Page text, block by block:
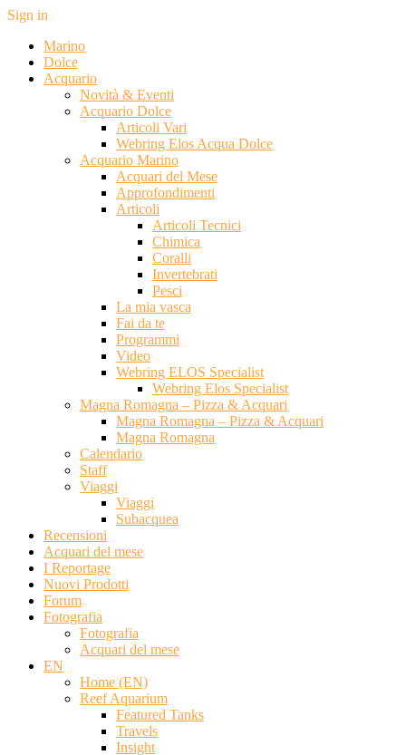
Sign in
Marino
Dolce
Acquario
Novità & Eventi
Acquario Dolce
Articoli Vari
Webring Elos Acqua Dolce
Acquario Marino
Acquari del Mese
Approfondimenti
Articoli
Articoli Tecnici
Chimica
Coralli
Invertebrati
Pesci
La mia vasca
Fai da te
Programmi
Video
Webring ELOS Specialist
Webring Elos Specialist
Magna Romagna – Pizza & Acquari
Magna Romagna – Pizza & Acquari
Magna Romagna
Calendario
Staff
Viaggi
Viaggi
Subacquea
Recensioni
Acquari del mese
I Reportage
Nuovi Prodotti
Forum
Fotografia
Fotografia
Acquari del mese
EN
Home (EN)
Reef Aquarium
Featured Tanks
Travels
Insight